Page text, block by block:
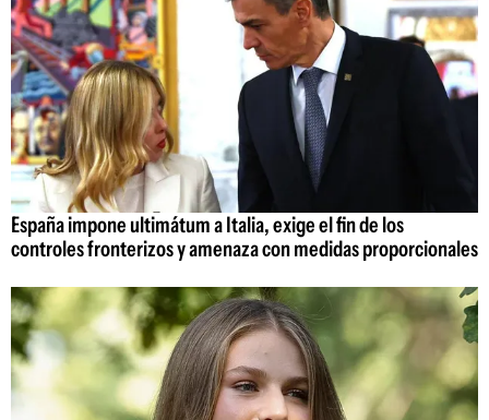
España impone ultimátum a Italia, exige el fin de los
controles fronterizos y amenaza con medidas proporcionales